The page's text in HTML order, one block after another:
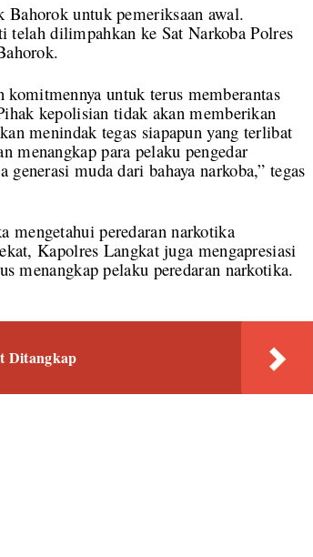
Bahorok untuk pemeriksaan awal.
telah dilimpahkan ke Sat Narkoba Polres
untuk terus memberantas
kepolisian tidak akan memberikan
menindak tegas siapapun yang terlibat
menangkap para pelaku pengedar
muda dari bahaya narkoba,” tegas
mengetahui peredaran narkotika
Kapolres Langkat juga mengapresiasi
menangkap pelaku peredaran narkotika.
Ditangkap